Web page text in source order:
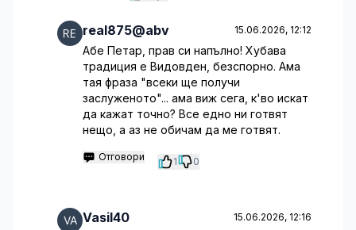
real875@abv 15.06.2026, 12:12
Абе Петар, прав си напълно! Хубава
традиция е Видовден, безспорно. Ама
тая фраза "всеки ще получи
заслуженото"... ама виж сега, к'во искат
да кажат точно? Все едно ни готвят
нещо, а аз не обичам да ме готвят.
Отговори 1 0
Vasil40 15.06.2026, 12:16